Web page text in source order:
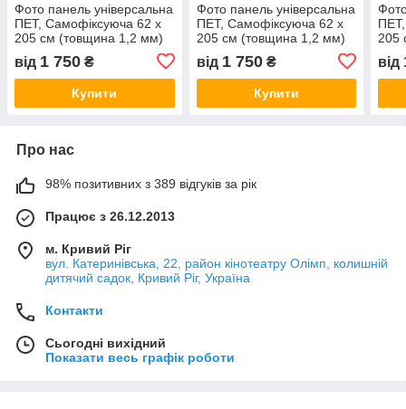
Фото панель універсальна
ПЕТ, Самофіксуюча 62 х
205 см (товщина 1,2 мм)
камяна текстура мармуру
від 1 750 ₴
Купити
Фото панель універсальна
ПЕТ, Самофіксуюча 62 х
205 см (товщина 1,2 мм)
від 1 750₴
Купити
205
від
Про нас
98% позитивних з 389 відгуків за рік
Працює з 26.12.2013
м. Кривий Ріг
вул. Катеринівська, 22, район кінотеатру Олімп, колишній
дитячий садок, Кривий Ріг, Україна
Контакти
Сьогодні вихідний
Показати весь графік роботи